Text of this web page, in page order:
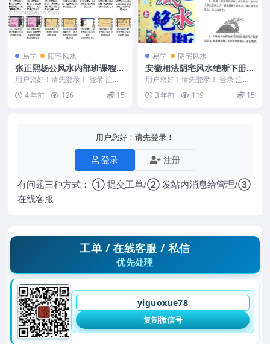
易学 阳宅风水
张正熙杨公风水内部班课程教
学视频76集
用户您好！请先登录！ 登录 注册
张正熙杨公风水内部班 张正熙杨
公风水内部班...
4 年前 126 15
易学 阴宅风水
安徽相法阴宅风水绝断下册
+上册两本
用户您好！请先登录！ 登录 注册
安徽相法阴宅风水绝断下册+上册
两本 Y2302...
3 年前 119 15
用户您好！请先登录！
登录 注册
有问题三种方式： ① 提交工单/② 发站内消息给管理/③
在线客服
工单 / 在线客服 / 私信
优先处理
yiguoxue78
复制微信号